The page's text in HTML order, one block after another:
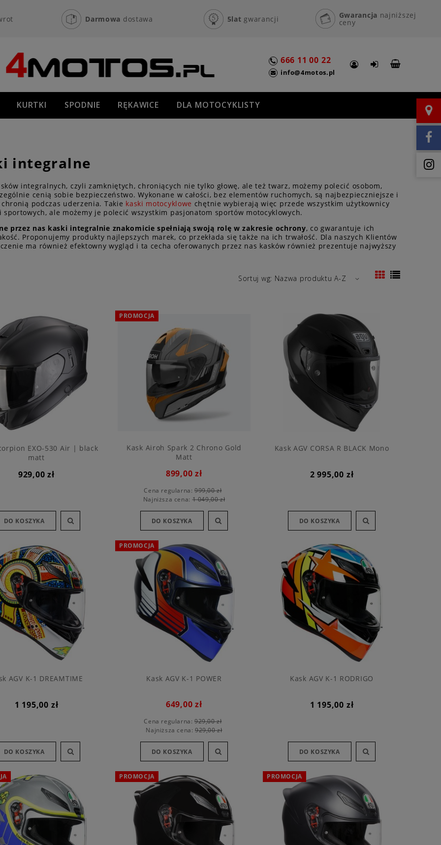
Darmowa dostawa 5lat gwarancji Gwarancja najniższej
ceny
666 11 00 22
info@4motos.pl
KURTKI SPODNIE RĘKAWICE DLA MOTOCYKLISTY
integralne
integralnych, czyli zamkniętych, chroniących nie tylko głowę, ale też twarz, możemy polecić osobom,
cenią sobie bezpieczeństwo. Wykonane w całości, bez elementów ruchomych, są najbezpieczniejsze i
podczas uderzenia. Takie kaski motocyklowe chętnie wybierają więc przede wszystkim użytkownicy
sportowych, ale możemy je polecić wszystkim pasjonatom sportów motocyklowych.
przez nas kaski integralnie znakomicie spełniają swoją rolę w zakresie ochrony, co gwarantuje ich
Proponujemy produkty najlepszych marek, co przekłada się także na ich trwałość. Dla naszych Klientów
ma również efektowny wygląd i ta cecha oferowanych przez nas kasków również prezentuje najwyższy
Sortuj wg: Nazwa produktu A-Z
EXO-530 Air | black
matt
929,00 zł
DO KOSZYKA
Kask Airoh Spark 2 Chrono Gold
Matt
899,00 zł
Cena regularna:999,00 zł
Najniższa cena:1 049,00 zł
DO KOSZYKA
PROMOCJA
Kask AGV CORSA R BLACK Mono
2 995,00 zł
DO KOSZYKA
AGV K-1 DREAMTIME
1 195,00 zł
DO KOSZYKA
Kask AGV K-1 POWER
649,00 zł
Cena regularna:929,00 zł
Najniższa cena:929,00 zł
DO KOSZYKA
PROMOCJA
Kask AGV K-1 RODRIGO
1 195,00 zł
DO KOSZYKA
PROMOCJA PROMOCJA